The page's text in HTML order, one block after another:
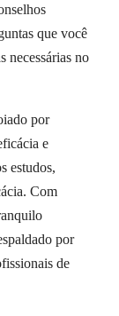
que você
necessárias no
por
e
estudos,
Com
por
de